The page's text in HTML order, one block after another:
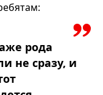
рода
не сразу, и